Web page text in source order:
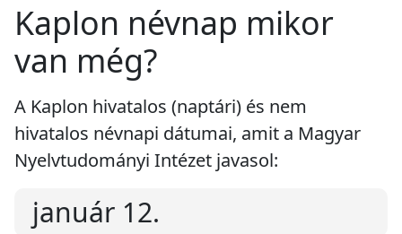
Kaplon névnap mikor
van még?
A Kaplon hivatalos (naptári) és nem
hivatalos névnapi dátumai, amit a Magyar
Nyelvtudományi Intézet javasol:
január 12.